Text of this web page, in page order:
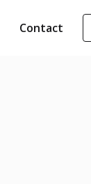
Contact